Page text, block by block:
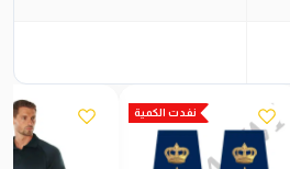
نفدت الكمية